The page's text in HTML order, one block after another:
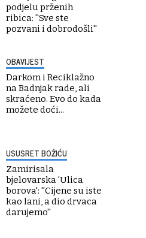
podjelu prženih
ribica: ''Sve ste
pozvani i dobrodošli''
OBAVIJEST
Darkom i Reciklažno
na Badnjak rade, ali
skraćeno. Evo do kada
možete doći...
USUSRET BOŽIĆU
Zamirisala
bjelovarska 'Ulica
borova': ''Cijene su iste
kao lani, a dio drvaca
darujemo''